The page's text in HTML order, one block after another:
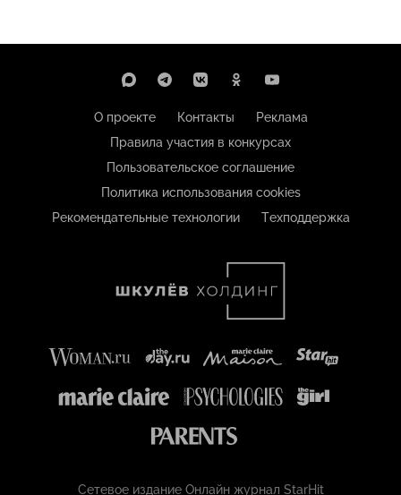
О проекте Контакты
Реклама
Правила участия в конкурсах
Пользовательское соглашение
Политика использования cookies
Рекомендательные технологии
Техподдержка
Сетевое издание Онлайн журнал StarHit